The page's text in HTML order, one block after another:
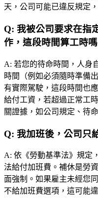
天，公司可能已違反規定
Q: 我被公司要求在指
作，這段時間算工時
A: 若您的待命時間，人身
時間（例如必須隨時準備
有實際駕駛，這段時間也
給付工資，若超過正常工
關證據，如公司規定、待
Q: 我加班後，公司只
A: 依《勞動基準法》規定
法給付加班費。補休是勞
面強制。如果雇主未經您
不給加班費選項，這可能